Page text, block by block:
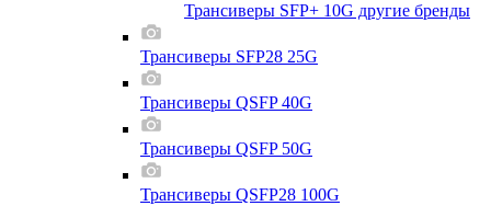
Трансиверы SFP+ 10G другие бренды
Трансиверы SFP28 25G
Трансиверы QSFP 40G
Трансиверы QSFP 50G
Трансиверы QSFP28 100G